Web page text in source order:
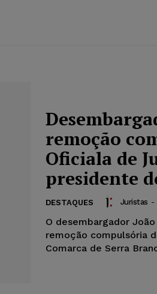
remoção
Oficiala de
presidente
DESTAQUES Juristas -
O desembargador
remoção compulsória
Comarca de Serra